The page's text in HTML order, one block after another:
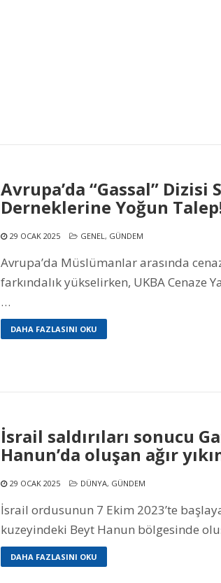
Avrupa’da “Gassal” Dizisi
Derneklerine Yoğun
29 OCAK 2025 GENEL , GÜNDEM
Avrupa’da Müslümanlar arasında
farkındalık yükselirken, UKBA Cenaze
…
DAHA FAZLASINI OKU
İsrail saldırıları sonucu
Hanun’da oluşan ağır
29 OCAK 2025 DÜNYA, GÜNDEM
İsrail ordusunun 7 Ekim 2023’te
kuzeyindeki Beyt Hanun bölgesinde
DAHA FAZLASINI OKU